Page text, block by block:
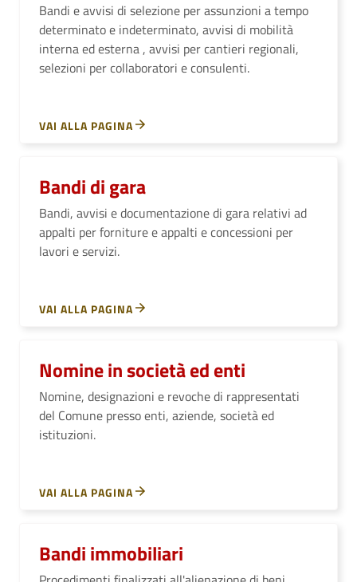
Bandi e avvisi di selezione per assunzioni a tempo
determinato e indeterminato, avvisi di mobilità
interna ed esterna , avvisi per cantieri regionali,
selezioni per collaboratori e consulenti.
VAI ALLA PAGINA
Bandi di gara
Bandi, avvisi e documentazione di gara relativi ad
appalti per forniture e appalti e concessioni per
lavori e servizi.
VAI ALLA PAGINA
Nomine in società ed enti
Nomine, designazioni e revoche di rappresentati
del Comune presso enti, aziende, società ed
istituzioni.
VAI ALLA PAGINA
Bandi immobiliari